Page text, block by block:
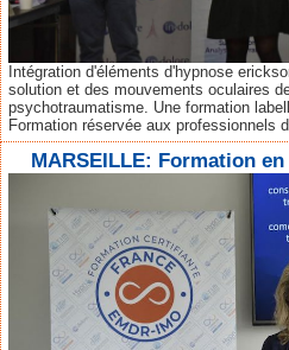
Intégration d'éléments d'hypnose
solution et des mouvements oculaires
psychotraumatisme. Une formation
Formation réservée aux professionnels
MARSEILLE: Formation